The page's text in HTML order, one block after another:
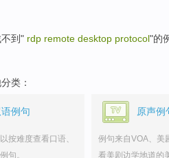
到" rdp remote desktop protocol"的
类：
例句
按难度查看口语、
句。
原声例
例句来自VOA、美
看美剧边学地道的